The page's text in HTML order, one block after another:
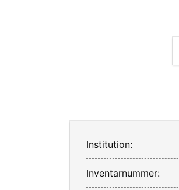
Institution:
Inventarnummer: